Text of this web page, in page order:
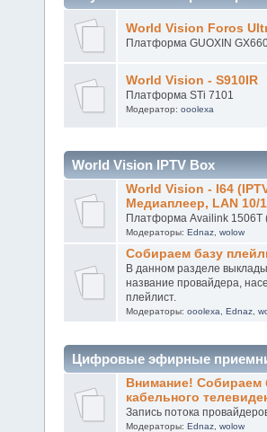
Спутниковые HD ресиверы
Платформа GUOXIN
World Vision - S910IR
World Vision IPTV Box
World Vision - I64
Медиаплеер, LAN 10/
Платформа Availink 1506T
Модераторы:Ednaz,wolow
Собираем базу
В данном разделе
название провайдера,
Модераторы:ooolexa,Ednaz,
Цифровые эфирные
Внимание! Собираем